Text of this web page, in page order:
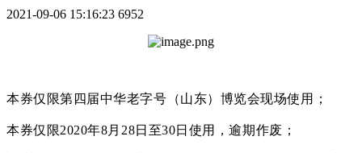
2021-09-06 15:16:23 6952
本券仅限第四届中华老字号（山东）博览会现场使用；
本券仅限2020年8月28日至30日使用，逾期作废；